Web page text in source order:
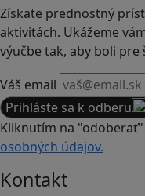
Získate prednostný
aktivitách. Ukážeme
výučbe tak, aby boli
Váš email
Prihláste sa k odberu
Kliknutím na
osobných údajov.
Kontakt